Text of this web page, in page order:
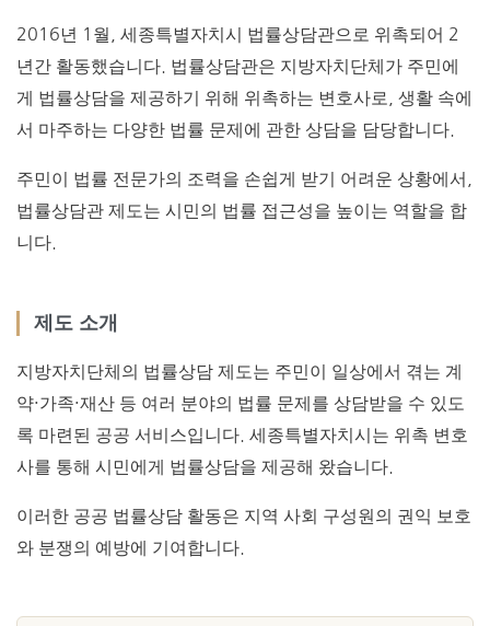
2016년 1월, 세종특별자치시 법률상담관으로 위촉되어 2
년간 활동했습니다. 법률상담관은 지방자치단체가 주민에
게 법률상담을 제공하기 위해 위촉하는 변호사로, 생활 속에
서 마주하는 다양한 법률 문제에 관한 상담을 담당합니다.
주민이 법률 전문가의 조력을 손쉽게 받기 어려운 상황에서,
법률상담관 제도는 시민의 법률 접근성을 높이는 역할을 합
니다.
제도 소개
지방자치단체의 법률상담 제도는 주민이 일상에서 겪는 계
약·가족·재산 등 여러 분야의 법률 문제를 상담받을 수 있도
록 마련된 공공 서비스입니다. 세종특별자치시는 위촉 변호
사를 통해 시민에게 법률상담을 제공해 왔습니다.
이러한 공공 법률상담 활동은 지역 사회 구성원의 권익 보호
와 분쟁의 예방에 기여합니다.